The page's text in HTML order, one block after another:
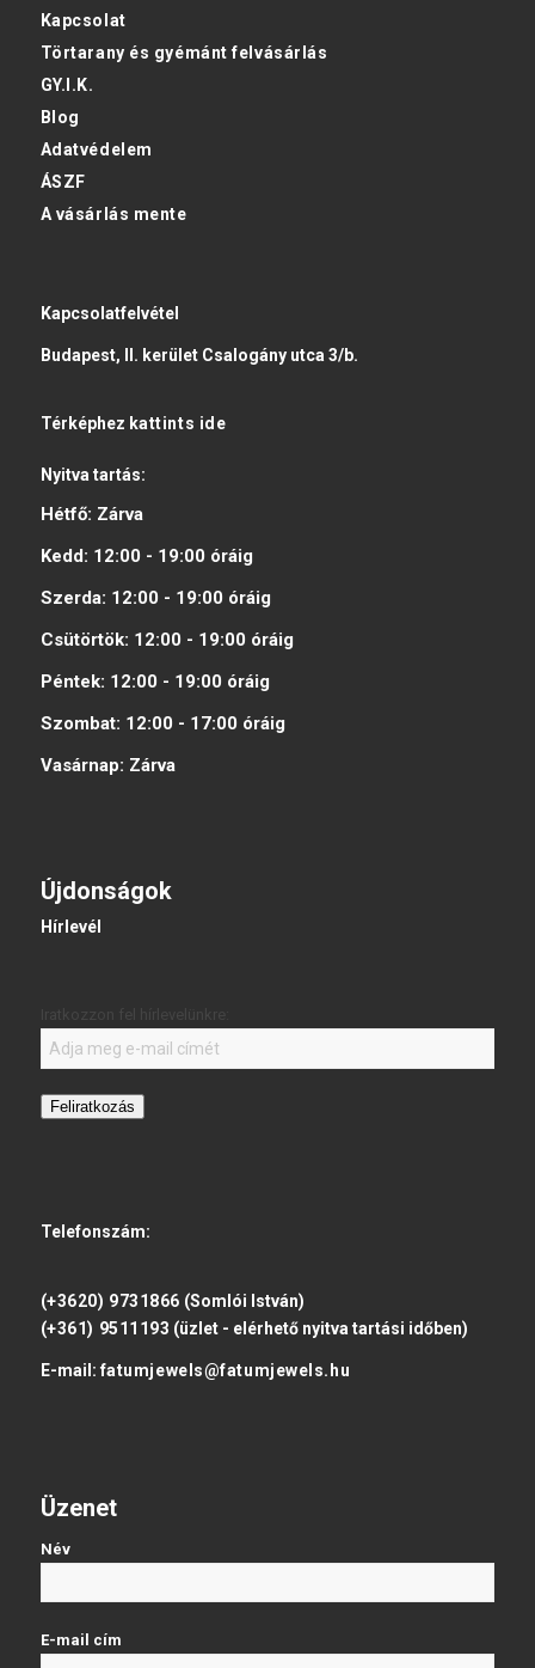
Kapcsolat
Törtarany és gyémánt felvásárlás
GY.I.K.
Blog
Adatvédelem
ÁSZF
A vásárlás mente
Kapcsolatfelvétel
Budapest, II. kerület Csalogány utca 3/b.
Térképhez kattints ide
Nyitva tartás:
Hétfő: Zárva
Kedd: 12:00 - 19:00 óráig
Szerda: 12:00 - 19:00 óráig
Csütörtök: 12:00 - 19:00 óráig
Péntek: 12:00 - 19:00 óráig
Szombat: 12:00 - 17:00 óráig
Vasárnap: Zárva
Újdonságok
Hírlevél
Feliratkozás
Telefonszám:
(+3620) 9731866 (Somlói István)
(+361) 9511193 (üzlet - elérhető nyitva tartási időben)
E-mail: fatumjewels@fatumjewels.hu
Üzenet
Név
E-mail cím